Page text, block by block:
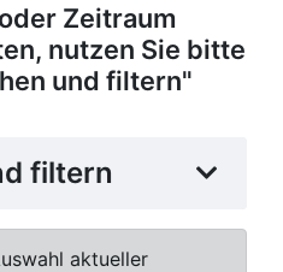
Zeitraum
nutzen Sie bitte
und filtern"
filtern
aktueller